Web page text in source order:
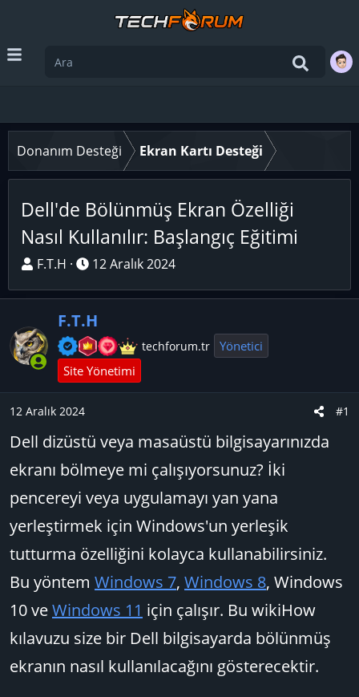
Donanım Desteği Ekran Kartı Desteği
Dell'de Bölünmüş Ekran Özelliği
Nasıl Kullanılır: Başlangıç Eğitimi
K
n
y
u
a
ş
l
t
a
F.T.H
B
ş
l
a
n
g
ı
t
r
i
i
12 Aralık 2024
F.T.H
techforum.tr
Yönetici
Site Yönetimi
12 Aralık 2024 #1
Dell dizüstü veya masaüstü bilgisayarınızda
ekranı bölmeye mi çalışıyorsunuz? İki
pencereyi veya uygulamayı yan yana
yerleştirmek için Windows'un yerleşik
tutturma özelliğini kolayca kullanabilirsiniz.
Bu yöntem Windows 7, Windows 8, Windows
10 veWindows 11 için çalışır. Bu wikiHow
kılavuzu size bir Dell bilgisayarda bölünmüş
ekranın nasıl kullanılacağını gösterecektir.